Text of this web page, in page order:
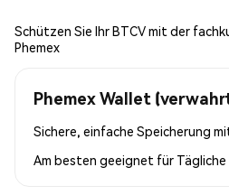
Schützen Sie Ihr BTCV mit der
Phemex
Phemex Wallet
Sichere, einfache Speicherung
Am besten geeignet für